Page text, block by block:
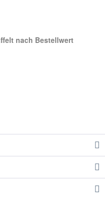
nach Bestellwert